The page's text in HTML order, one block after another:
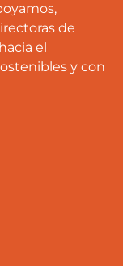
de
el
y con